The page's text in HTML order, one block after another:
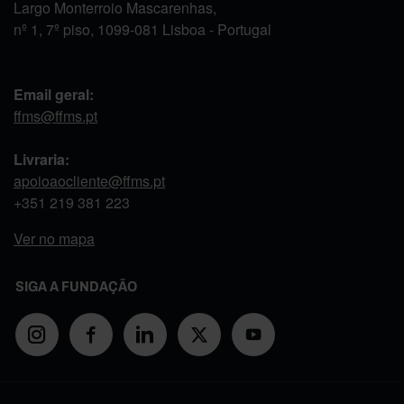
Largo Monterroio Mascarenhas,
nº 1, 7º piso, 1099-081 Lisboa - Portugal
Email geral:
ffms@ffms.pt
Livraria:
apoioaocliente@ffms.pt
+351 219 381 223
Ver no mapa
SIGA A FUNDAÇÃO